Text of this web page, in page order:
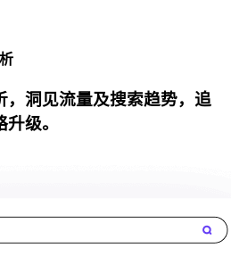
，洞见流量及搜索趋势，追
级。